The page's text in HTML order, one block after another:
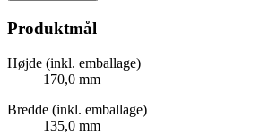
Produktmål
Højde (inkl. emballage)
170,0 mm
Bredde (inkl. emballage)
135,0 mm